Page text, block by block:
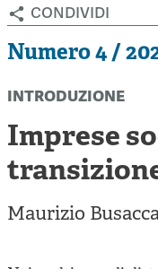
Archivio
Argomenti
Impresa sociale e
Acini di fuoco -
Valutazione e dintorni
Sostienici
condividi
Numero 4 /
introduzione
Imprese
Maurizio